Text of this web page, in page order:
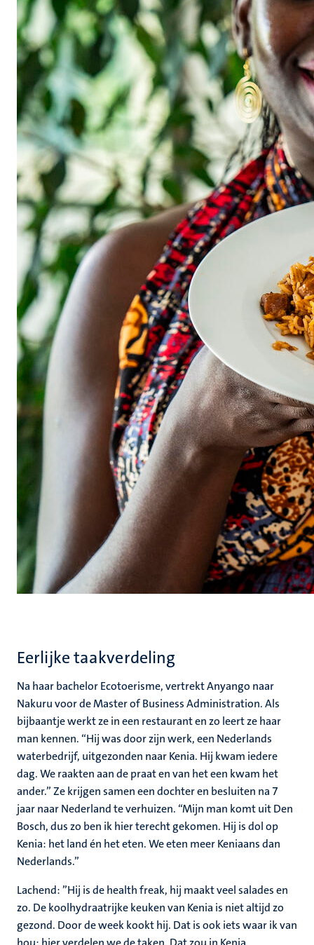
Eerlijke taakverdeling
Na haar bachelor Ecotoerisme, vertrekt Anyango naar
Nakuru voor de Master of Business Administration. Als
bijbaantje werkt ze in een restaurant en zo leert ze haar
man kennen. “Hij was door zijn werk, een Nederlands
waterbedrijf, uitgezonden naar Kenia. Hij kwam iedere
dag. We raakten aan de praat en van het een kwam het
ander.” Ze krijgen samen een dochter en besluiten na 7
jaar naar Nederland te verhuizen. “Mijn man komt uit Den
Bosch, dus zo ben ik hier terecht gekomen. Hij is dol op
Kenia: het land én het eten. We eten meer Keniaans dan
Nederlands.”
Lachend: ”Hij is de health freak, hij maakt veel salades en
zo. De koolhydraatrijke keuken van Kenia is niet altijd zo
gezond. Door de week kookt hij. Dat is ook iets waar ik van